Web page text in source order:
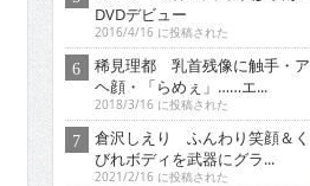
DVDデビュー
2016/4/16 に投稿された
稀見理都 乳首残像に触手・ア
ヘ顔・「らめぇ」……エ...
2018/3/16 に投稿された
倉沢しえり ふんわり笑顔＆く
びれボディを武器にグラ...
2021/2/16 に投稿された